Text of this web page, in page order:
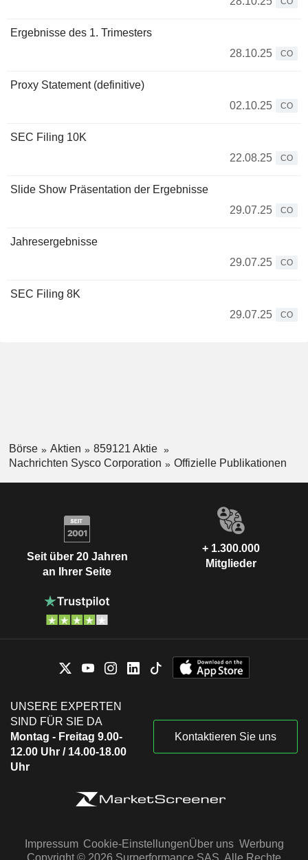
Ergebnisse des 1. Trimesters
28.10.25
CO
Proxy Statement (definitive)
02.10.25
CO
SEC Filing 10K
22.08.25
CO
Slide Show Präsentation der Ergebnisse
29.07.25
CO
Jahresergebnisse
29.07.25
CO
SEC Filing 8K
29.07.25
CO
Börse Aktien
859121 Aktie
Nachrichten Sysco Corporation
Offizielle Publikationen
Seit über 20 Jahren
an Ihrer Seite
+ 1.300.000
Mitglieder
UNSERE EXPERTEN
SIND FÜR SIE DA
Montag - Freitag 9.00-
12.00 Uhr / 14.00-18.00
Uhr
Kontaktieren Sie uns
Impressum Cookie-EinstellungenÜber uns Werbung
Copyright © 2026 Surperformance SAS. Alle Rechte